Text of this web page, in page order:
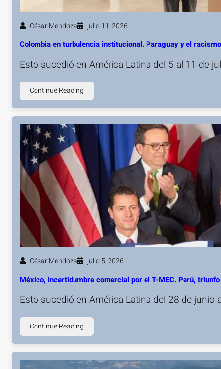
César Mendoza julio 11, 2026
Colombia en turbulencia institucional. Paraguay y el
Esto sucedió en América Latina del 5 al 11 de
Continue Reading
César Mendoza julio 5, 2026
México, incertidumbre comercial por el T-MEC. Perú,
Esto sucedió en América Latina del 28 de
Continue Reading